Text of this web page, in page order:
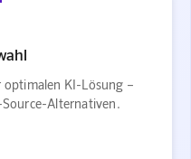
optimalen KI-Lösung –
Alternativen.